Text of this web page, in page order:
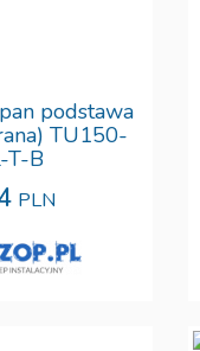
podstawa
TU150-
T-B
PLN